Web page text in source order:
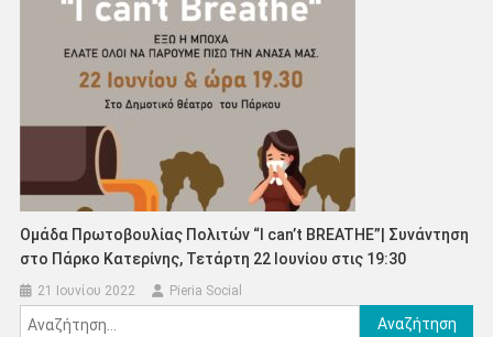
Ομάδα Πρωτοβουλίας Πολιτών “I can’t BREATHE”| Συνάντηση
στο Πάρκο Κατερίνης, Τετάρτη 22 Ιουνίου στις 19:30
21 Ιουνίου 2022 Pieria Social
Αναζήτηση